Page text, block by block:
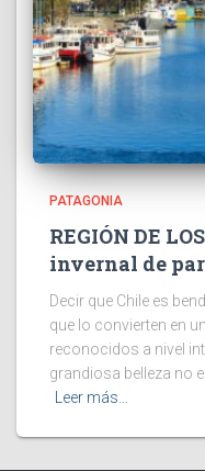
PATAGONIA
REGIÓN DE
invernal de
Decir que Chile es
que lo convierten en
reconocidos a nivel
grandiosa belleza no
Leer más…